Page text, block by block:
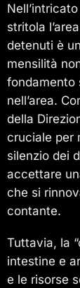
stritola
detenuti è
mensilità
fondamento
nell’area.
della
cruciale per
silenzio dei
accettare
che si
contante.
Tuttavia, la
intestine e
e le risorse